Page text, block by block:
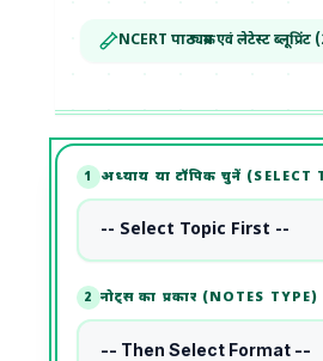
NCERT पाठ्यक्रम एवं लेटेस्ट
1 अध्याय या टॉपिक चुनें (SELECT
2 नोट्स का प्रकार (NOTES TYPE)